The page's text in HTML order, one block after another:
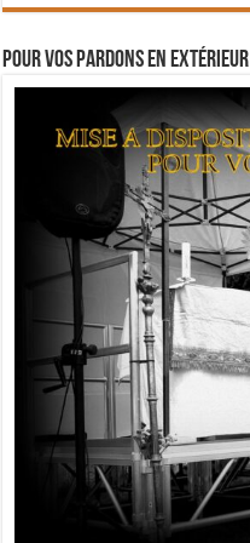
Pour vos pardons en extérieur